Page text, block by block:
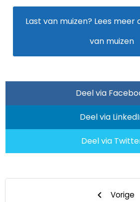
Last van muizen? Lees
van muizen
Deel via
Deel via
Deel via
keyboard_arrow_left Vorige